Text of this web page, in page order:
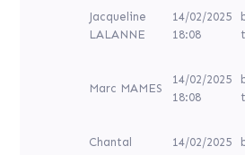
Jacqueline
LALANNE
14/02/2025
18:08
Marc MAMES
14/02/2025
18:08
Chantal
14/02/2025